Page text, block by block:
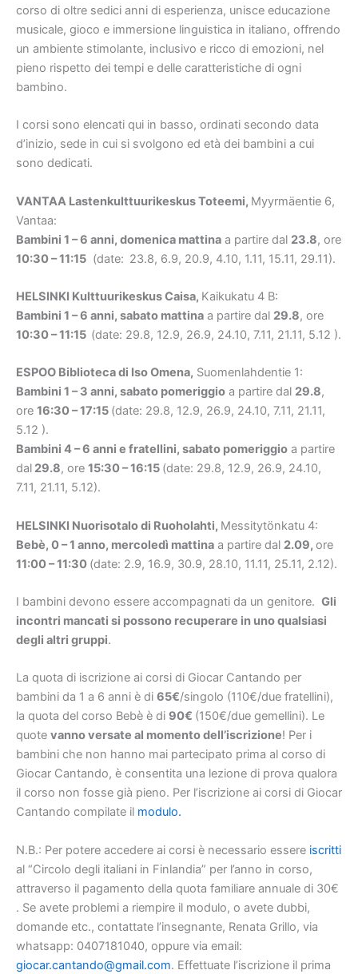
corso di oltre sedici anni di esperienza, unisce educazione
musicale, gioco e immersione linguistica in italiano, offrendo
un ambiente stimolante, inclusivo e ricco di emozioni, nel
pieno rispetto dei tempi e delle caratteristiche di ogni
bambino.
I corsi sono elencati qui in basso, ordinati secondo data
d’inizio, sede in cui si svolgono ed età dei bambini a cui
sono dedicati.
VANTAA Lastenkulttuurikeskus Toteemi, Myyrmäentie 6,
Vantaa:
Bambini 1 – 6 anni, domenica mattina a partire dal 23.8, ore
10:30 – 11:15 (date: 23.8, 6.9, 20.9, 4.10, 1.11, 15.11, 29.11).
HELSINKI Kulttuurikeskus Caisa, Kaikukatu 4 B:
Bambini 1 – 6 anni, sabato mattina a partire dal 29.8, ore
10:30 – 11:15 (date: 29.8, 12.9, 26.9, 24.10, 7.11, 21.11, 5.12 ).
ESPOO Biblioteca di Iso Omena, Suomenlahdentie 1:
Bambini 1 – 3 anni, sabato pomeriggio a partire dal 29.8,
ore 16:30 – 17:15 (date: 29.8, 12.9, 26.9, 24.10, 7.11, 21.11,
5.12 ).
Bambini 4 – 6 anni e fratellini, sabato pomeriggio a partire
dal 29.8, ore 15:30 – 16:15 (date: 29.8, 12.9, 26.9, 24.10,
7.11, 21.11, 5.12).
HELSINKI Nuorisotalo di Ruoholahti, Messitytönkatu 4:
Bebè, 0 – 1 anno, mercoledì mattina a partire dal 2.09, ore
11:00 – 11:30 (date: 2.9, 16.9, 30.9, 28.10, 11.11, 25.11, 2.12).
I bambini devono essere accompagnati da un genitore. Gli
incontri mancati si possono recuperare in uno qualsiasi
degli altri gruppi.
La quota di iscrizione ai corsi di Giocar Cantando per
bambini da 1 a 6 anni è di 65€/singolo (110€/due fratellini),
la quota del corso Bebè è di 90€ (150€/due gemellini). Le
quote vanno versate al momento dell’iscrizione! Per i
bambini che non hanno mai partecipato prima al corso di
Giocar Cantando, è consentita una lezione di prova qualora
il corso non fosse già pieno. Per l’iscrizione ai corsi di Giocar
Cantando compilate il modulo.
N.B.: Per potere accedere ai corsi è necessario essere iscritti
al “Circolo degli italiani in Finlandia” per l’anno in corso,
attraverso il pagamento della quota familiare annuale di 30€
. Se avete problemi a riempire il modulo, o avete dubbi,
domande etc., contattate l’insegnante, Renata Grillo, via
whatsapp: 0407181040, oppure via email:
giocar.cantando@gmail.com. Effettuate l’iscrizione il prima